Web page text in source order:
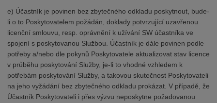
e) Účastník je povinen bez zbytečného odkladu poskytnout, bude-
li o to Poskytovatelem požádán, doklady potvrzující uzavřenou
licenční smlouvu, resp. oprávnění k užívání SW účastníka ve
spojení s poskytovanou Službou. Účastník je dále povinen podle
potřeby a/nebo dle pokynů Poskytovatele aktualizovat stav licence
v průběhu poskytování Služby, je-li to vhodné vzhledem k
potřebám poskytování Služby, a takovou skutečnost Poskytovateli
na jeho vyžádání bez zbytečného odkladu prokázat. V případě, že
Účastník Poskytovateli i přes výzvu neposkytne požadovanou